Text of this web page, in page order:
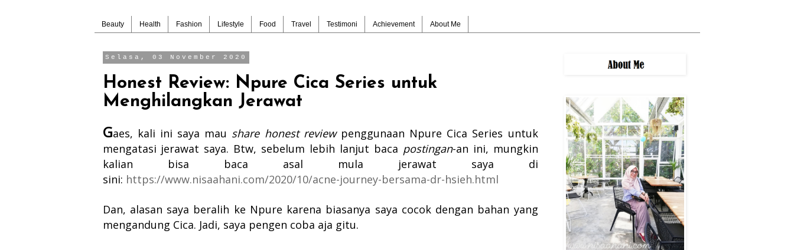
Beauty Health Fashion Lifestyle Food Travel Testimoni Achievement About Me
Selasa, 03 November 2020
Honest Review: Npure Cica Series untuk
Menghilangkan Jerawat
Gaes, kali ini saya mau share honest review penggunaan Npure Cica Series untuk
mengatasi jerawat saya. Btw, sebelum lebih lanjut baca postingan-an ini, mungkin
kalian bisa baca asal mula jerawat saya di
sini: https://www.nisaahani.com/2020/10/acne-journey-bersama-dr-hsieh.html
Dan, alasan saya beralih ke Npure karena biasanya saya cocok dengan bahan yang
mengandung Cica. Jadi, saya pengen coba aja gitu.